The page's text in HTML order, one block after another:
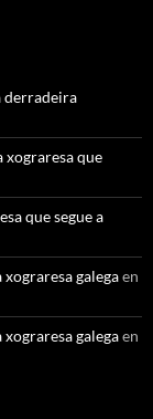
derradeira
xograresa que
que segue a
galegaen
galegaen